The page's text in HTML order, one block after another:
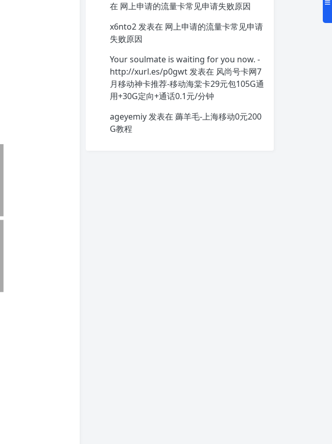
在 网上申请的流量卡常见申请失败原因
x6nto2发表在 网上申请的流量卡常见申请
失败原因
Your soulmate is waiting for you now. -
http://xurl.es/p0gwt发表在 风尚号卡网7
月移动神卡推荐-移动海棠卡29元包105G通
用+30G定向+通话0.1元/分钟
ageyemiy发表在 薅羊毛-上海移动0元200
G教程